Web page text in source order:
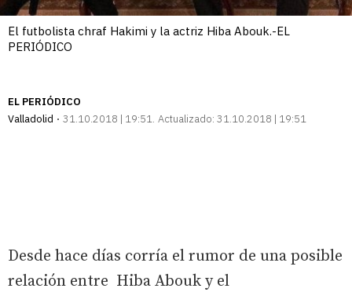
El futbolista chraf Hakimi y la actriz Hiba Abouk.-EL
PERIÓDICO
EL PERIÓDICO
Valladolid
31.10.2018 | 19:51 Actualizado: 31.10.2018 | 19:51
Desde hace días corría el rumor de una posible
relación entre Hiba Abouk y el